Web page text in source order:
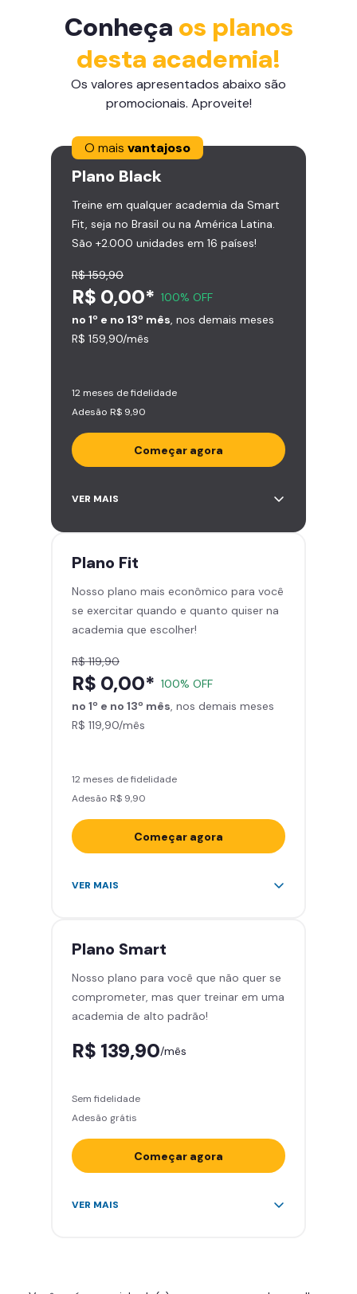
Conheça os planos
desta academia!
Os valores apresentados abaixo são
promocionais. Aproveite!
O mais vantajoso
Plano Black
Treine em qualquer academia da Smart
Fit, seja no Brasil ou na América Latina.
São +2.000 unidades em 16 países!
R$ 159,90
R$ 0,00* 100% OFF
no 1º e no 13º mês, nos demais meses
R$ 159,90/mês
12 meses de fidelidade
Adesão R$ 9,90
Começar agora
Acesso ilimitado a +2.000
Leve 5 amigos por mês para
Cadeira de massagem
Skeelo App (Audiobook)*
Área de musculação e aeróbicos
Smart Fit App
VER MAIS
Plano Fit
Nosso plano mais econômico para você
se exercitar quando e quanto quiser na
academia que escolher!
R$ 119,90
R$ 0,00* 100% OFF
no 1º e no 13º mês, nos demais meses
R$ 119,90/mês
12 meses de fidelidade
Adesão R$ 9,90
Começar agora
Acesso ilimitado a +2.000
Cadeira de massagem
Skeelo App (Audiobook)*
Área de musculação e aeróbicos
Smart Fit App
VER MAIS
Plano Smart
Nosso plano para você que não quer se
comprometer, mas quer treinar em uma
academia de alto padrão!
R$ 139,90/mês
Sem fidelidade
Adesão grátis
Começar agora
Acesso ilimitado a +2.000
VER MAIS